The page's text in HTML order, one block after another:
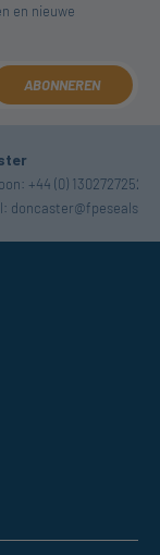
en nieuwe
ABONNEREN
+44 (0) 1302727252